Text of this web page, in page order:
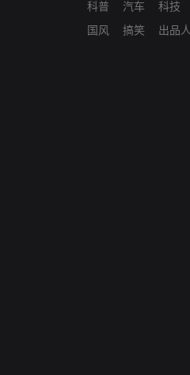
科普
国风
汽车
搞笑
科技
出品人